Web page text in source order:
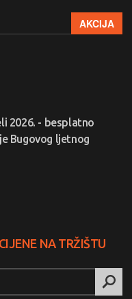
AKCIJA
2026. - besplatno
Bugovog ljetnog
NA TRŽIŠTU